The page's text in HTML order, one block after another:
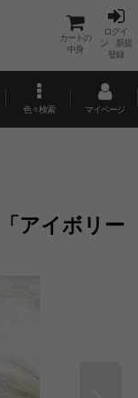
カートの
中身
ログイ
ン 新規
登録
色々検索 マイページ
アイボリー